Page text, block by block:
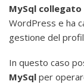
MySql collegato
WordPress e ha
gestione del
In questo caso
MySql per